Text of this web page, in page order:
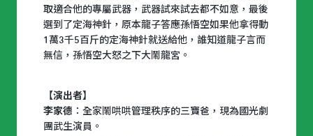
取適合他的專屬武器，武器試來試去都不如意，最後
選到了定海神針，原本龍子答應孫悟空如果他拿得動
1萬3千5百斤的定海神針就送給他，誰知道龍子言而
無信，孫悟空大怒之下大鬧龍宮。
【演出者】
李家德 ：全家鬧哄哄管理秩序的三寶爸，現為國光劇
團武生演員。